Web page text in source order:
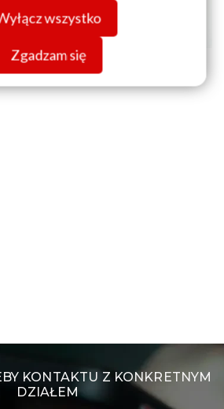
wszystko
Zgadzam się
KONTAKTU Z KONKRETNYM
DZIAŁEM